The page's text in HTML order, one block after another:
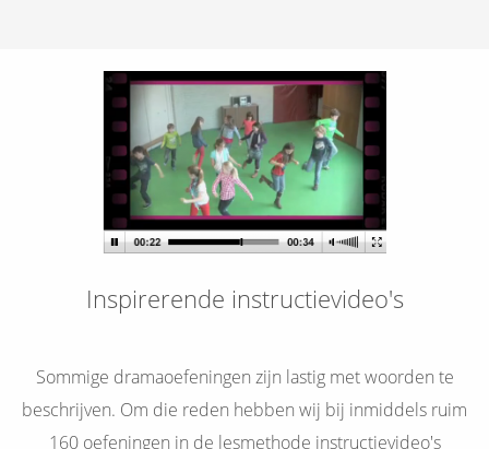
Inspirerende instructievideo's
Sommige dramaoefeningen zijn lastig met woorden te
beschrijven. Om die reden hebben wij bij inmiddels ruim
160 oefeningen in de lesmethode instructievideo's